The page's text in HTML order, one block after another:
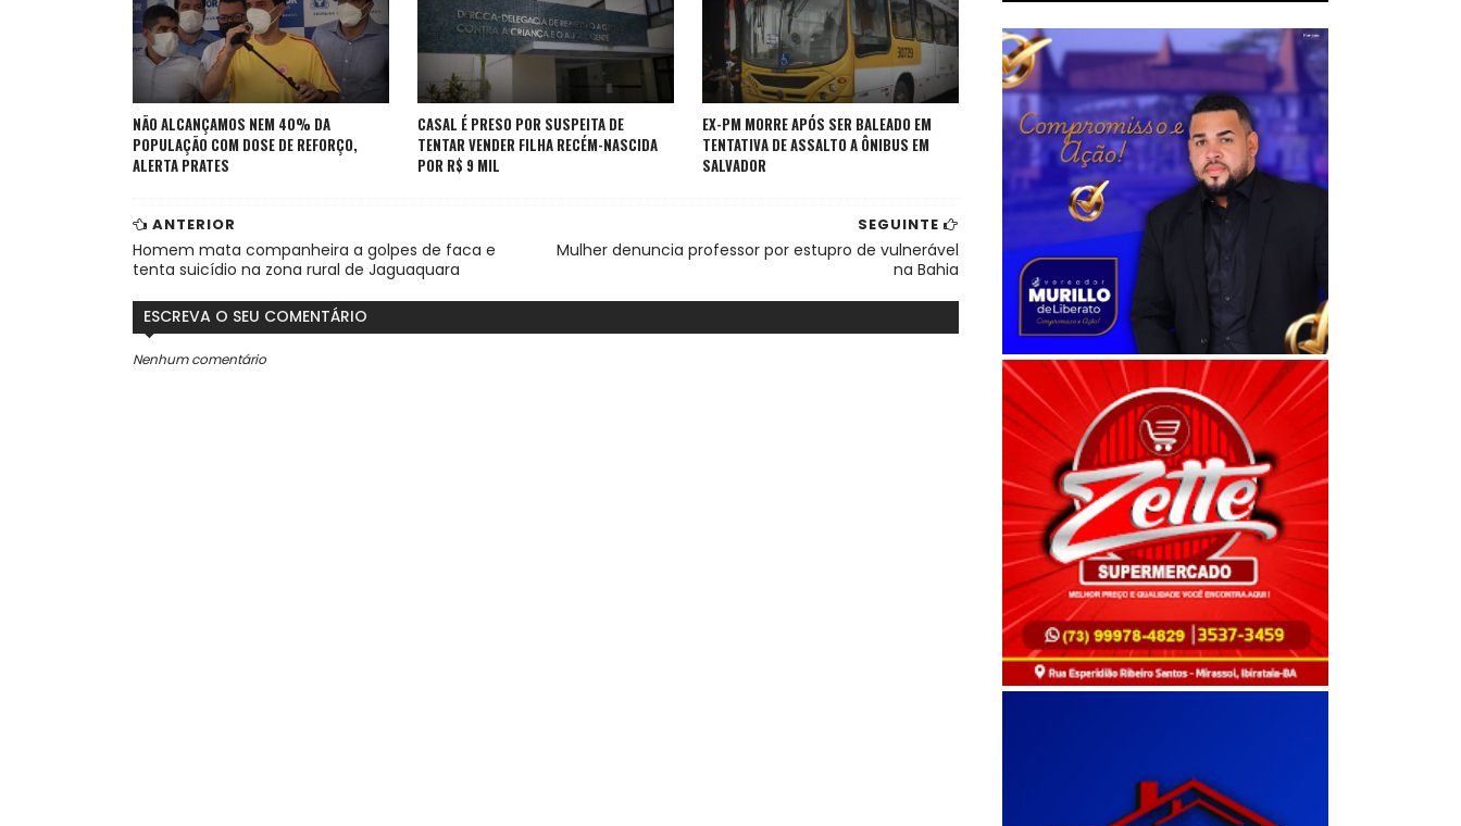
NÃO ALCANÇAMOS NEM 40% DA
POPULAÇÃO COM DOSE DE REFORÇO,
ALERTA PRATES
CASAL É PRESO POR SUSPEITA DE
TENTAR VENDER FILHA RECÉM-NASCIDA
POR R$ 9 MIL
EX-PM MORRE APÓS SER BALEADO EM
TENTATIVA DE ASSALTO A ÔNIBUS EM
SALVADOR
SEGUINTE
Mulher denuncia professor por estupro de vulnerável
na Bahia
ANTERIOR
Homem mata companheira a golpes de faca e
tenta suicídio na zona rural de Jaguaquara
ESCREVA O SEU COMENTÁRIO
Nenhum comentário